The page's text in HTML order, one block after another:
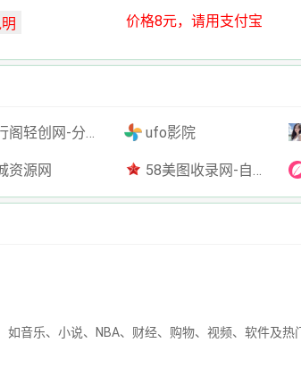
价格8元，请用支付宝
享网络赚钱项目-全网首发副业项目实操平台-副业创业项目网 ufo影院
资源网 58美图收录网-自动收录网站-流量交换-自动链
音乐、小说、NBA、财经、购物、视频、软件及